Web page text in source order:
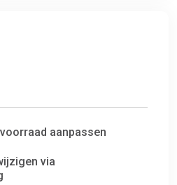
aanpassen
via